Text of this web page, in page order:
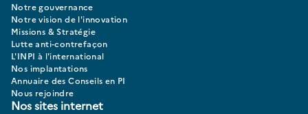
Notre gouvernance
Notre vision de l'innovation
Missions & Stratégie
Lutte anti-contrefaçon
L'INPI à l'international
Nos implantations
Annuaire des Conseils en PI
Nous rejoindre
Nos sites internet